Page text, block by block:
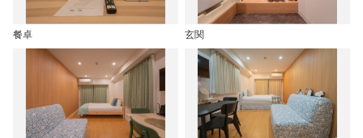
餐卓 玄関